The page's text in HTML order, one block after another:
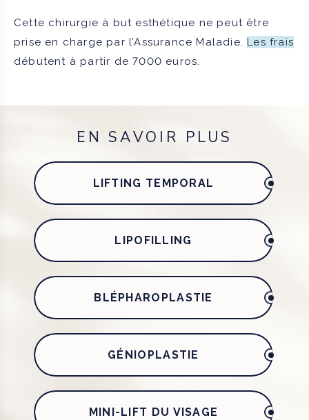
Cette chirurgie à but esthétique ne peut être
prise en charge par l’Assurance Maladie. Les frais
débutent à partir de 7000 euros.
EN SAVOIR PLUS
LIFTING TEMPORAL
LIPOFILLING
BLÉPHAROPLASTIE
GÉNIOPLASTIE
MINI-LIFT DU VISAGE